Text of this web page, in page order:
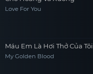
Love For You
Máu Em Là Hơi Thở Của Tôi
My Golden Blood